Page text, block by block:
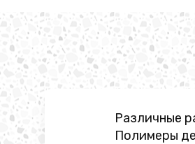
Различные
Полимеры